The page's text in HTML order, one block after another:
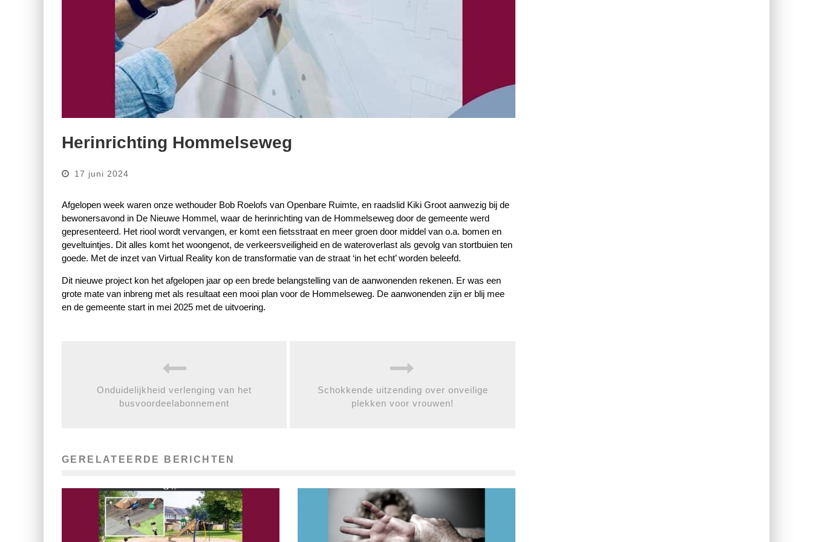
Herinrichting Hommelseweg
17 juni 2024
Afgelopen week waren onze wethouder Bob Roelofs van Openbare Ruimte, en raadslid Kiki Groot aanwezig bij de
bewonersavond in De Nieuwe Hommel, waar de herinrichting van de Hommelseweg door de gemeente werd
gepresenteerd. Het riool wordt vervangen, er komt een fietsstraat en meer groen door middel van o.a. bomen en
geveltuintjes. Dit alles komt het woongenot, de verkeersveiligheid en de wateroverlast als gevolg van stortbuien ten
goede. Met de inzet van Virtual Reality kon de transformatie van de straat ‘in het echt’ worden beleefd.
Dit nieuwe project kon het afgelopen jaar op een brede belangstelling van de aanwonenden rekenen. Er was een
grote mate van inbreng met als resultaat een mooi plan voor de Hommelseweg. De aanwonenden zijn er blij mee
en de gemeente start in mei 2025 met de uitvoering.
Onduidelijkheid verlenging van het
busvoordeelabonnement
Schokkende uitzending over onveilige
plekken voor vrouwen!
GERELATEERDE BERICHTEN